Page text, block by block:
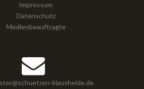
Impressum
Datenschutz
Medienbeauftragte
klausheide.de